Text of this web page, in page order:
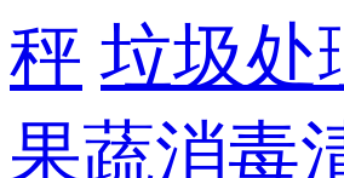
秤 垃圾处
果蔬消毒